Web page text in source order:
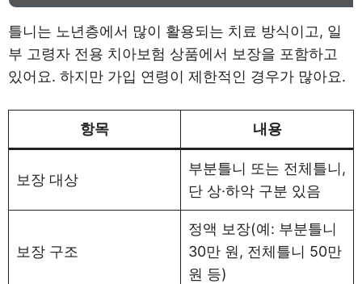
틀니는 노년층에서 많이 활용되는 치료 방식이고, 일
부 고령자 전용 치아보험 상품에서 보장을 포함하고
있어요. 하지만 가입 연령이 제한적인 경우가 많아요.
항목 내용
보장 대상
부분틀니 또는 전체틀니,
단 상·하악 구분 있음
보장 구조
정액 보장(예: 부분틀니
30만 원, 전체틀니 50만
원 등)